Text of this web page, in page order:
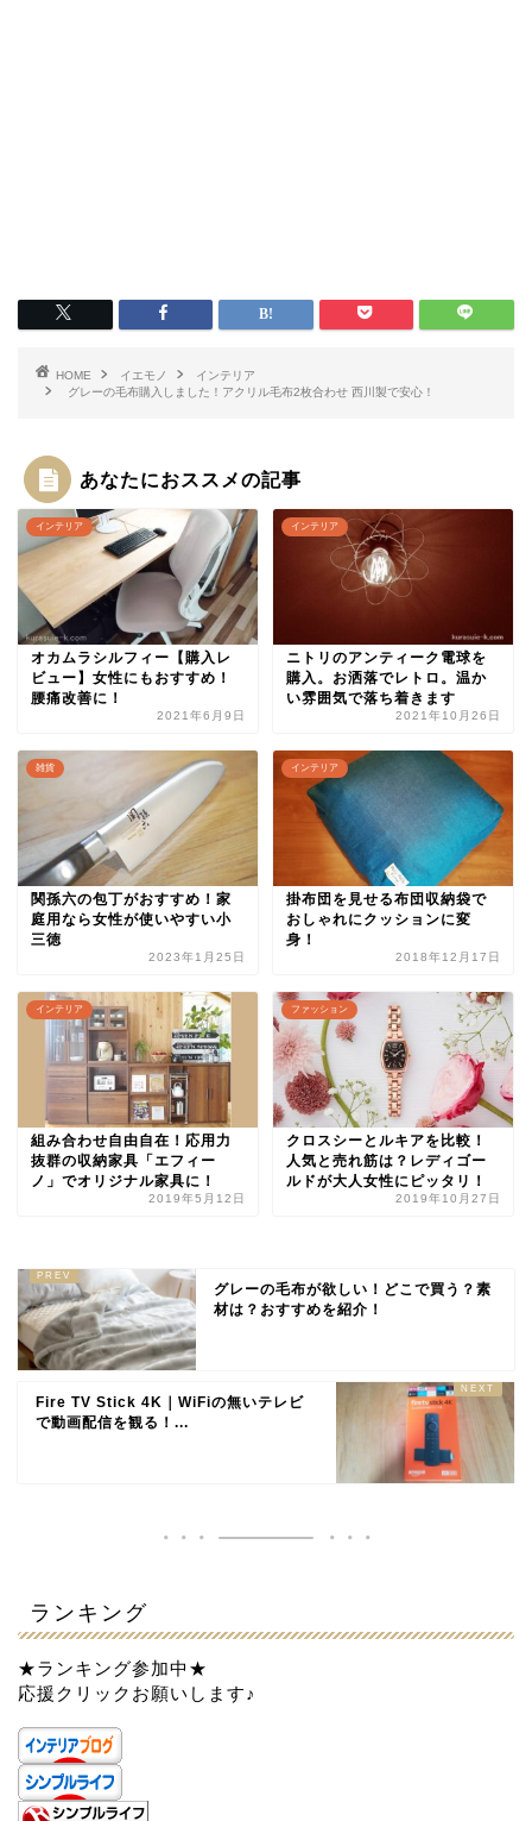
HOME イエモノ
インテリア
グレーの毛布購入しました！アクリル毛布2枚合わせ 西川製で安心！
あなたにおススメの記事
インテリア
オカムラシルフィー【購入レ
ビュー】女性にもおすすめ！
腰痛改善に！
2021年6月9日
インテリア
ニトリのアンティーク電球を
購入。お洒落でレトロ。温か
い雰囲気で落ち着きます
2021年10月26日
雑貨
関孫六の包丁がおすすめ！家
庭用なら女性が使いやすい小
三徳
2023年1月25日
インテリア
掛布団を見せる布団収納袋で
おしゃれにクッションに変
身！
2018年12月17日
インテリア
組み合わせ自由自在！応用力
抜群の収納家具「エフィー
ノ」でオリジナル家具に！
2019年5月12日
ファッション
クロスシーとルキアを比較！
人気と売れ筋は？レディゴー
ルドが大人女性にピッタリ！
2019年10月27日
グレーの毛布が欲しい！どこで買う？素
材は？おすすめを紹介！
Fire TV Stick 4K｜WiFiの無いテレビ
で動画配信を観る！...
ランキング
★ランキング参加中★
応援クリックお願いします♪